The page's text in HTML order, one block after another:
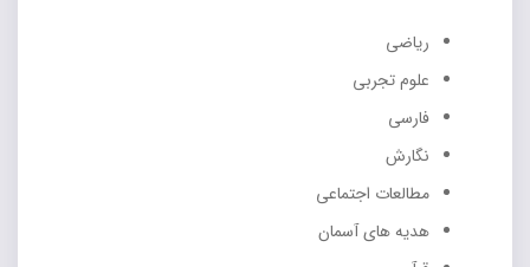
ریاضی
علوم تجربی
فارسی
نگارش
مطالعات اجتماعی
هدیه های آسمان